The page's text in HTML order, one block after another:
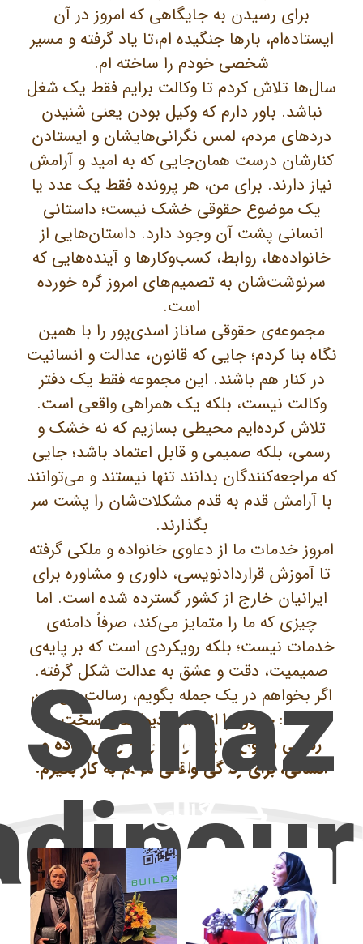
برای رسیدن به جایگاهی که امروز در آن
ایستاده‌ام، بارها جنگیده ام،تا یاد گرفته و مسیر
شخصی خودم را ساخته ام.
سال‌ها تلاش کردم تا وکالت برایم فقط یک شغل
نباشد. باور دارم که وکیل بودن یعنی شنیدن
دردهای مردم، لمس نگرانی‌هایشان و ایستادن
کنارشان درست همان‌جایی که به امید و آرامش
نیاز دارند. برای من، هر پرونده فقط یک عدد یا
یک موضوع حقوقی خشک نیست؛ داستانی
انسانی پشت آن وجود دارد. داستان‌هایی از
خانواده‌ها، روابط، کسب‌وکارها و آینده‌هایی که
سرنوشت‌شان به تصمیم‌های امروز گره خورده
است.
مجموعه‌ی حقوقی ساناز اسدی‌پور را با همین
نگاه بنا کردم؛ جایی که قانون، عدالت و انسانیت
در کنار هم باشند. این مجموعه فقط یک دفتر
وکالت نیست، بلکه یک همراهی واقعی است.
تلاش کرده‌ایم محیطی بسازیم که نه خشک و
رسمی، بلکه صمیمی و قابل اعتماد باشد؛ جایی
که مراجعه‌کنندگان بدانند تنها نیستند و می‌توانند
با آرامش قدم به قدم مشکلات‌شان را پشت سر
بگذارند.
امروز خدمات ما از دعاوی خانواده و ملکی گرفته
تا آموزش قراردادنویسی، داوری و مشاوره برای
ایرانیان خارج از کشور گسترده شده است. اما
چیزی که ما را متمایز می‌کند، صرفاً دامنه‌ی
خدمات نیست؛ بلکه رویکردی است که بر پایه‌ی
صمیمیت، دقت و عشق به عدالت شکل گرفته.
اگر بخواهم در یک جمله بگویم، رسالت من این
است: حقوق را از پشت دیوارهای سخت و
رسمی بیرون بیاورم و آن را به زبانی ساده و
انسانی، برای زندگی واقعی مردم به کار بگیرم.
Sanaz
گالری